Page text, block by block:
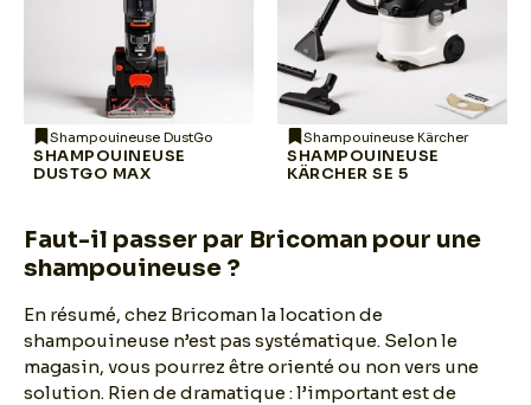
Shampouineuse DustGo
SHAMPOUINEUSE
DUSTGO MAX
Shampouineuse Kärcher
SHAMPOUINEUSE
KÄRCHER SE 5
Faut-il passer par Bricoman pour une
shampouineuse ?
En résumé, chez Bricoman la location de
shampouineuse n’est pas systématique. Selon le
magasin, vous pourrez être orienté ou non vers une
solution. Rien de dramatique : l’important est de